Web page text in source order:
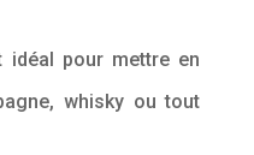
pour mettre en
whisky ou tout